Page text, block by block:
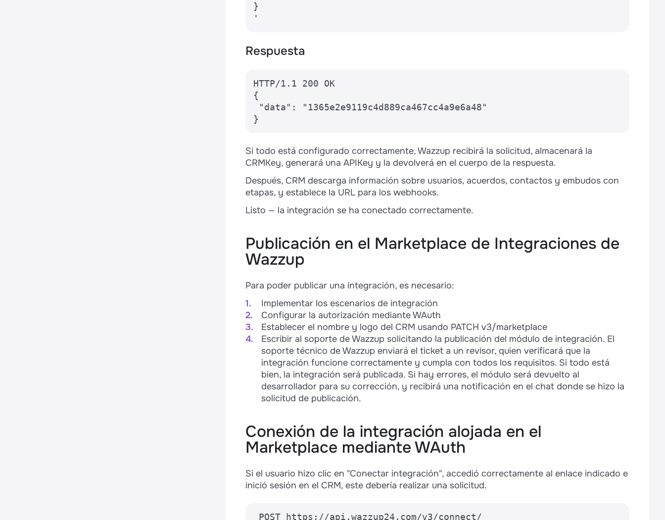
}
'
Respuesta
HTTP/1.1 200 OK
{
"data": "1365e2e9119c4d889ca467cc4a9e6a48"
}
Si todo está configurado correctamente, Wazzup recibirá la solicitud, almacenará la
CRMKey, generará una APIKey y la devolverá en el cuerpo de la respuesta.
Después, CRM descarga información sobre usuarios, acuerdos, contactos y embudos con
etapas, y establece la URL para los webhooks.
Listo — la integración se ha conectado correctamente.
Publicación en el Marketplace de Integraciones de
Wazzup
Para poder publicar una integración, es necesario:
Implementar los escenarios de integración
Configurar la autorización mediante WAuth
Establecer el nombre y logo del CRM usando PATCH v3/marketplace
Escribir al soporte de Wazzup solicitando la publicación del módulo de integración. El
soporte técnico de Wazzup enviará el ticket a un revisor, quien verificará que la
integración funcione correctamente y cumpla con todos los requisitos. Si todo está
bien, la integración será publicada. Si hay errores, el módulo será devuelto al
desarrollador para su corrección, y recibirá una notificación en el chat donde se hizo la
solicitud de publicación.
Conexión de la integración alojada en el
Marketplace mediante WAuth
Si el usuario hizo clic en "Conectar integración", accedió correctamente al enlace indicado e
inició sesión en el CRM, este debería realizar una solicitud.
POST https://api.wazzup24.com/v3/connect/